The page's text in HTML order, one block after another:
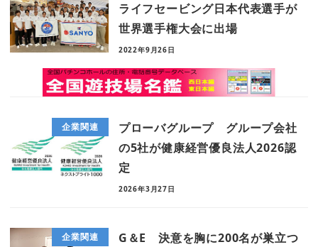
ライフセービング日本代表選手が
世界選手権大会に出場
2022年9月26日
企業関連
プローバグループ グループ会社
の5社が健康経営優良法人2026認
定
2026年3月27日
企業関連 G＆E 決意を胸に200名が巣立つ